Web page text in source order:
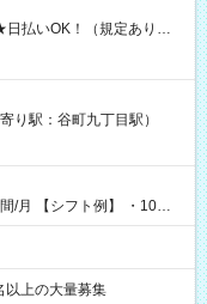
コンビニATMから 日払
り駅：谷町九丁目駅）
10：
以上の大量募集